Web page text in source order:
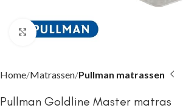
Click to enlarge
Home Matrassen Pullman matrassen
Pullman Goldline Master matras